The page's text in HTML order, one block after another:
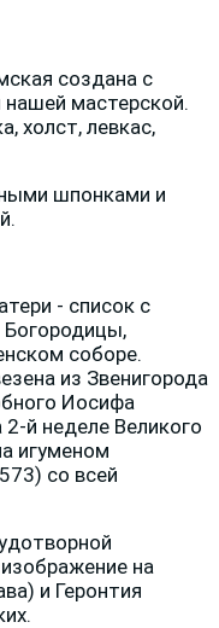
создана с
мастерской.
холст, левкас,
шпонками и
- список с
соборе.
из Звенигорода
Иосифа
й неделе Великого
игуменом
со всей
на
и Геронтия